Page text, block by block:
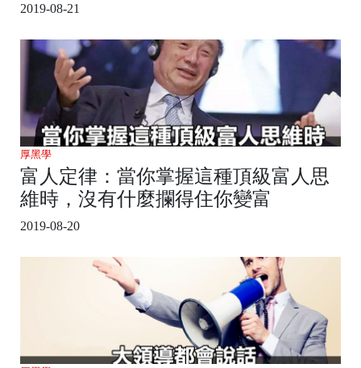
2019-08-21
厚黑學
富人定律：當你掌握這種頂級富人思
維時，沒有什麼攔得住你變富
2019-08-20